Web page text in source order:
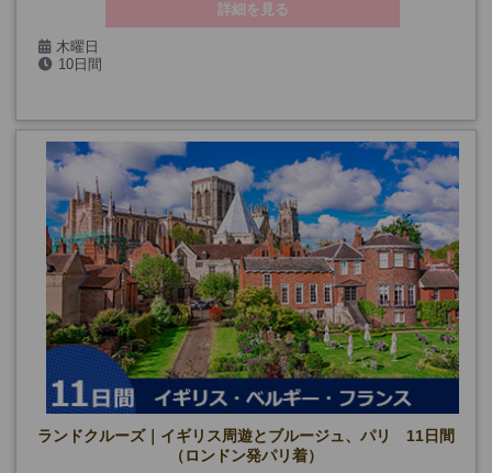
詳細を見る
木曜日
4/16・30、5月～8月、9/10・24、10/8
10日間
ランドクルーズ｜イギリス周遊とブルージュ、パリ 11日間
（ロンドン発パリ着）